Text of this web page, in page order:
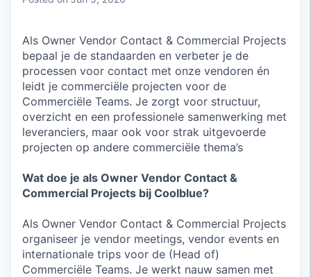
Als Owner Vendor Contact & Commercial Projects
bepaal je de standaarden en verbeter je de
processen voor contact met onze vendoren én
leidt je commerciële projecten voor de
Commerciële Teams. Je zorgt voor structuur,
overzicht en een professionele samenwerking met
leveranciers, maar ook voor strak uitgevoerde
projecten op andere commerciële thema’s
Wat doe je als Owner Vendor Contact &
Commercial Projects bij Coolblue?
Als Owner Vendor Contact & Commercial Projects
organiseer je vendor meetings, vendor events en
internationale trips voor de (Head of)
Commerciële Teams. Je werkt nauw samen met